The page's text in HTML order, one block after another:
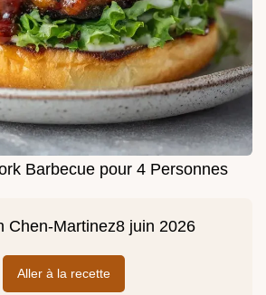
Barbecue pour 4 Personnes
Chen-Martinez8 juin 2026
Aller à la recette